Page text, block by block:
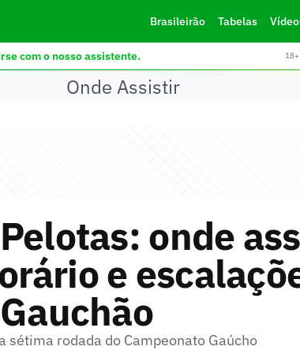
Brasileirão Tabelas
com o nosso assistente.
Onde Assistir
onde
e
sétima rodada do Campeonato Gaúcho